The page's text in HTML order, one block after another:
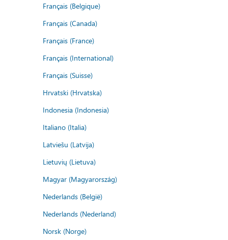
Français (Belgique)
Français (Canada)
Français (France)
Français (International)
Français (Suisse)
Hrvatski (Hrvatska)
Indonesia (Indonesia)
Italiano (Italia)
Latviešu (Latvija)
Lietuvių (Lietuva)
Magyar (Magyarország)
Nederlands (België)
Nederlands (Nederland)
Norsk (Norge)